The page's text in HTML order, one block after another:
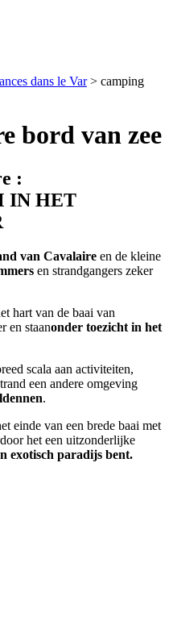
dans le Var> camping
bord van zee
:
IN HET
van Cavalaire en de kleine
en strandgangers zeker
hart van de baai van
en staanonder toezicht in het
scala aan activiteiten,
een andere omgeving
.
einde van een brede baai met
het een uitzonderlijke
exotisch paradijs bent.